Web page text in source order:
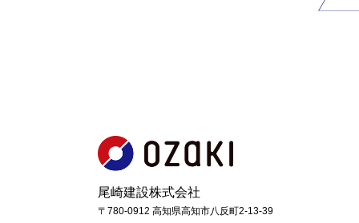
尾崎建設株式会社
〒780-0912 高知県高知市八反町2-13-39